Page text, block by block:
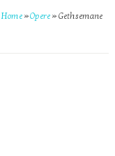
Home »Opere » Gethsemane